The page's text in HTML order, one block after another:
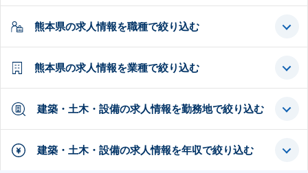
熊本県の求人情報を職種で絞り込む
熊本県の求人情報を業種で絞り込む
建築・土木・設備の求人情報を勤務地で絞り込む
建築・土木・設備の求人情報を年収で絞り込む